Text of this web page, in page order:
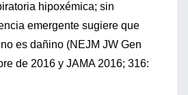
hipoxémica; sin
emergente sugiere que
es dañino (NEJM JW Gen
de 2016 y JAMA 2016; 316: